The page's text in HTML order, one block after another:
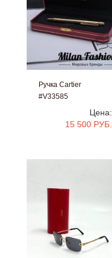
Ручка Cartier
#V33585
Цена:
15 500 РУБ.